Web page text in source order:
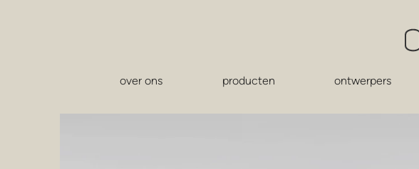
over ons producten ontwerpers